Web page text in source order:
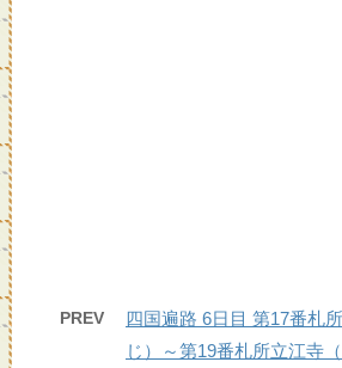
PREV
四国遍路 6日目 第17番札
じ）～第19番札所立江寺